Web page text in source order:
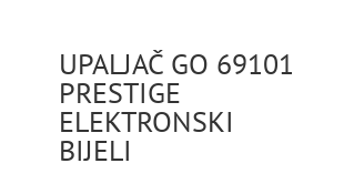
UPALJAČ GO 69101
PRESTIGE
ELEKTRONSKI
BIJELI